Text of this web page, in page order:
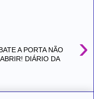
›
A PORTA NÃO
DIÁRIO DA